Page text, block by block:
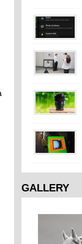
GALLERY